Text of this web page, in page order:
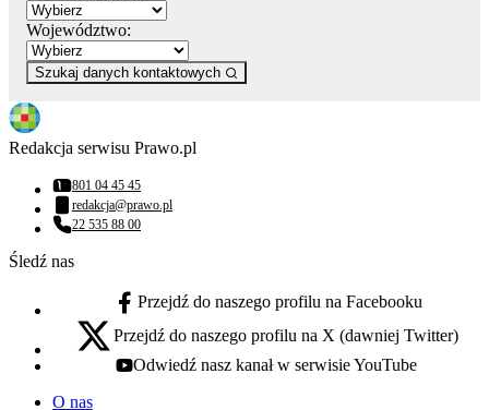
Województwo:
Szukaj danych kontaktowych
Redakcja serwisu Prawo.pl
Numer telefonu:
801 04 45 45
Adres email:
redakcja@prawo.pl
Numer telefonu:
22 535 88 00
Śledź nas
facebook - otwiera się w nowej karcie
Przejdź do naszego profilu na Facebooku
x - otwiera się w nowej karcie
Przejdź do naszego profilu na X (dawniej Twitter)
youtube - otwiera się w nowej karcie
Odwiedź nasz kanał w serwisie YouTube
O nas